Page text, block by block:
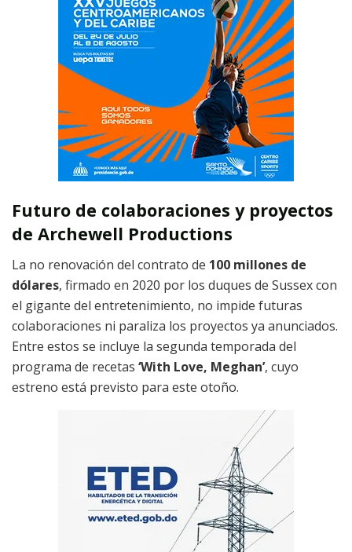
Futuro de colaboraciones y proyectos
de Archewell Productions
La no renovación del contrato de 100 millones de
dólares, firmado en 2020 por los duques de Sussex con
el gigante del entretenimiento, no impide futuras
colaboraciones ni paraliza los proyectos ya anunciados.
Entre estos se incluye la segunda temporada del
programa de recetas ‘With Love, Meghan’, cuyo
estreno está previsto para este otoño.